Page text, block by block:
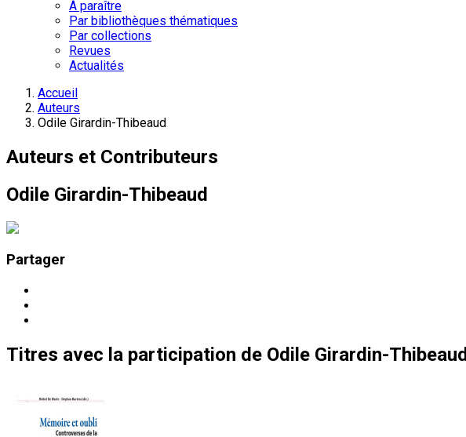
À paraître
Par bibliothèques thématiques
Par collections
Revues
Actualités
Accueil
Auteurs
Odile Girardin-Thibeaud
Auteurs et Contributeurs
Odile Girardin-Thibeaud
Partager
Titres avec la participation de Odile Girardin-Thibeaud